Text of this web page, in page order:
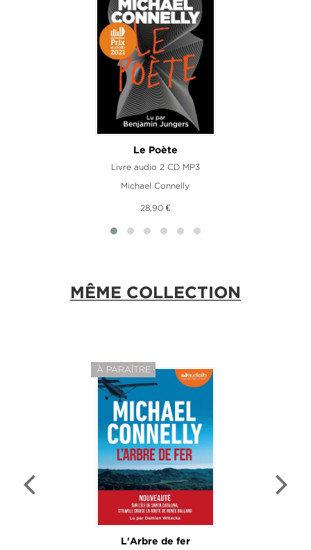
Le Poète
Livre audio 2 CD MP3
Michael Connelly
28,90 €
MÊME COLLECTION
À PARAÎTRE
L'Arbre de fer